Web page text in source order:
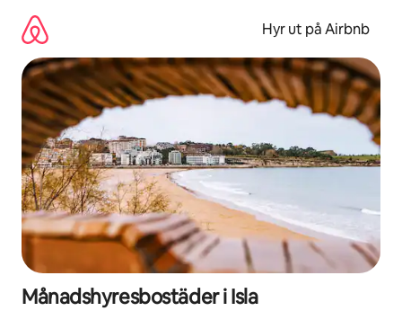
innehåll
Hyr ut på Airbnb
Månadshyresbostäder i Isla